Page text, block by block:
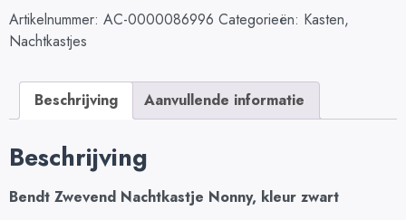
Artikelnummer: AC-0000086996 Categorieën: Kasten,
Nachtkastjes
Beschrijving Aanvullende informatie
Beschrijving
Bendt Zwevend Nachtkastje Nonny, kleur zwart